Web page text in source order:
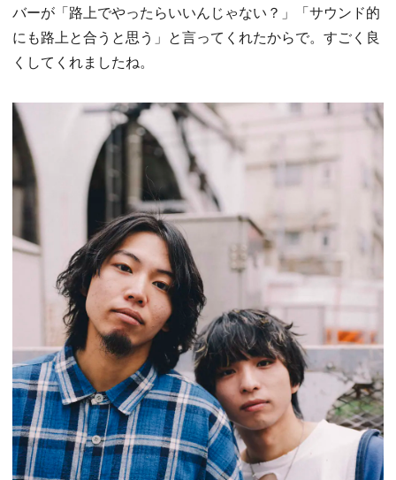
バーが「路上でやったらいいんじゃない？」「サウンド的
にも路上と合うと思う」と言ってくれたからで。すごく良
くしてくれましたね。